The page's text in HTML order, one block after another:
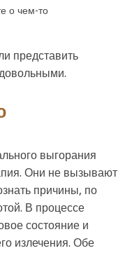
о чем-то
представить
выгорания
Они не вызывают
причины, по
В процессе
состояние и
излечения. Обе